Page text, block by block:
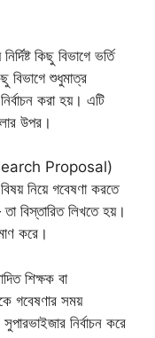
কিছু বিভাগে ভর্তি
বিভাগে শুধুমাত্র
করা হয়। এটি
উপর।
Proposal)
নিয়ে গবেষণা করতে
বিস্তারিত লিখতে হয়।
করে।
শিক্ষক বা
গবেষণার সময়
নির্বাচন করে